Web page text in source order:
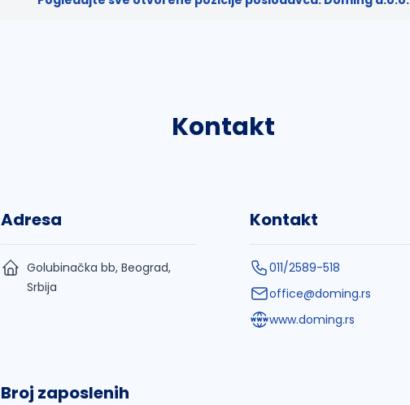
Kontakt
Adresa
Golubinačka bb, Beograd,
Srbija
Kontakt
011/2589-518
office@doming.rs
www.doming.rs
Broj zaposlenih